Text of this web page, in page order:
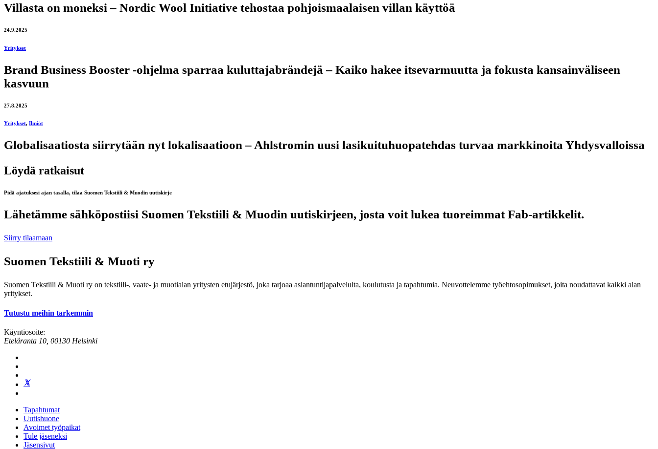
Villasta on moneksi – Nordic Wool Initiative tehostaa pohjoismaalaisen villan käyttöä
24.9.2025
Yritykset
Brand Business Booster -ohjelma sparraa kuluttajabrändejä – Kaiko hakee itsevarmuutta ja fokusta kansainväliseen
kasvuun
27.8.2025
Yritykset, Ilmiöt
Globalisaatiosta siirrytään nyt lokalisaatioon – Ahlstromin uusi lasikuituhuopatehdas turvaa markkinoita Yhdysvalloissa
Löydä ratkaisut
Pidä ajatuksesi ajan tasalla, tilaa Suomen Tekstiili & Muodin uutiskirje
Lähetämme sähköpostiisi Suomen Tekstiili & Muodin uutiskirjeen, josta voit lukea tuoreimmat Fab-artikkelit.
Siirry tilaamaan
Suomen Tekstiili & Muoti ry
Suomen Tekstiili & Muoti ry on tekstiili-, vaate- ja muotialan yritysten etujärjestö, joka tarjoaa asiantuntijapalveluita, koulutusta ja tapahtumia. Neuvottelemme työehtosopimukset, joita noudattavat kaikki alan
yritykset.
Tutustu meihin tarkemmin
Käyntiosoite:
Eteläranta 10, 00130 Helsinki
Tapahtumat
Uutishuone
Avoimet työpaikat
Tule jäseneksi
Jäsensivut